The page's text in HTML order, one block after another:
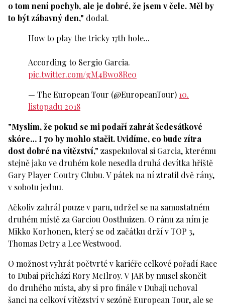
o tom není pochyb, ale je dobré, že jsem v čele. Měl by
to být zábavný den," dodal.
How to play the tricky 17th hole...
According to Sergio Garcia.
pic.twitter.com/gM4Bw08Re0
— The European Tour (@EuropeanTour) 10.
listopadu 2018
"Myslím, že pokud se mi podaří zahrát šedesátkové
skóre… I 70 by mohlo stačit. Uvidíme, co bude zítra
dost dobré na vítězství," zaspekuloval si Garcia, kterému
stejně jako ve druhém kole nesedla druhá devítka hřiště
Gary Player Coutry Clubu. V pátek na ní ztratil dvě rány,
v sobotu jednu.
Ačkoliv zahrál pouze v paru, udržel se na samostatném
druhém místě za Garciou Oosthuizen. O ránu za ním je
Mikko Korhonen, který se od začátku drží v TOP 3,
Thomas Detry a Lee Westwood.
O možnost vyhrát počtvrté v kariéře celkové pořadí Race
to Dubai přichází Rory McIlroy. V JAR by musel skončit
do druhého místa, aby si pro finále v Dubaji uchoval
šanci na celkoví vítězství v sezóně European Tour, ale se